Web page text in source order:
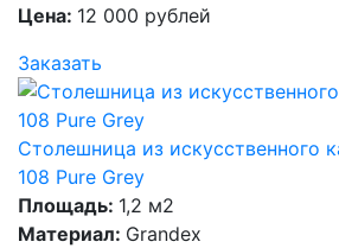
Цена: 12 000 рублей
Заказать
Столешница из искусственного
108 Pure Grey
Площадь: 1,2 м2
Материал: Grandex